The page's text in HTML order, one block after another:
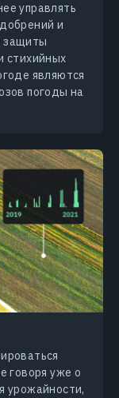
управлять
и
защиты
стихийных
являются
погоды на
говоря уже о
урожайности,